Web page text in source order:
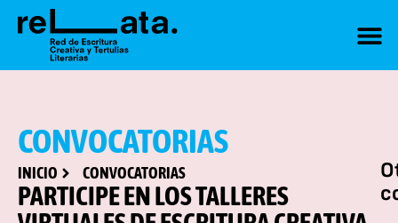
CONVOCATORIAS
INICIO CONVOCATORIAS
PARTICIPE EN LOS TALLERES